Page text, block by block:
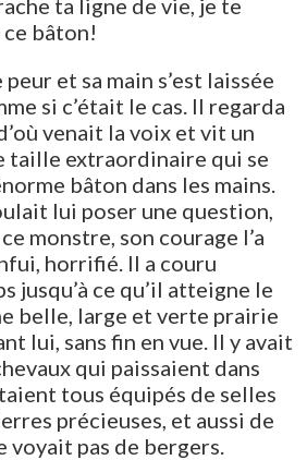
bâton!
et sa main s’est laissée
si c’était le cas. Il regarda
venait la voix et vit un
taille extraordinaire qui se
bâton dans les mains.
lui poser une question,
monstre, son courage l’a
horrifié. Il a couru
jusqu’à ce qu’il atteigne le
belle, large et verte prairie
lui, sans fin en vue. Il y avait
qui paissaient dans
tous équipés de selles
précieuses, et aussi de
voyait pas de bergers.